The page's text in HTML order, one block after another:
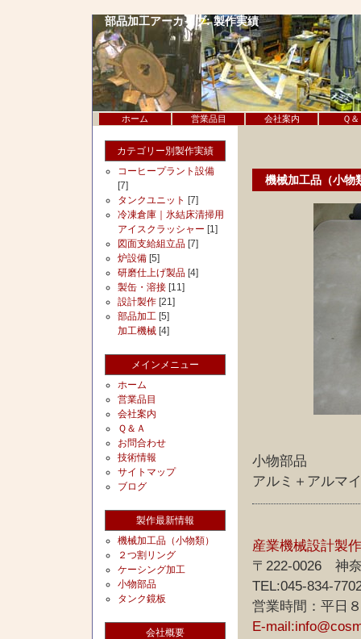
部品加工アーカイブ: 製作実績
ホーム 営業品目 会社案内 Ｑ
カテゴリー別製作実績
コーヒープラント設備
[7]
タンクユニット [7]
冷凍倉庫｜氷結床清掃用
アイスクラッシャー [1]
図面支給組立品 [7]
炉設備 [5]
研磨仕上げ製品 [4]
製缶・溶接 [11]
設計製作 [21]
部品加工 [5]
加工機械 [4]
メインメニュー
ホーム
営業品目
会社案内
Ｑ＆Ａ
お問合わせ
技術情報
サイトマップ
ブログ
製作最新情報
機械加工品（小物類）
２つ割リング
ケーシング加工
小物部品
タンク鏡板
会社概要
機械加工品（小物
小物部品
アルミ＋アルマ
産業機械設計製
〒222-0026 神
TEL:045-834-
営業時間：平日
E-